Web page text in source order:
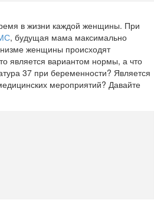
в жизни каждой женщины. При
, будущая мама максимально
женщины происходят
является вариантом нормы, а что
37 при беременности? Является
мероприятий? Давайте